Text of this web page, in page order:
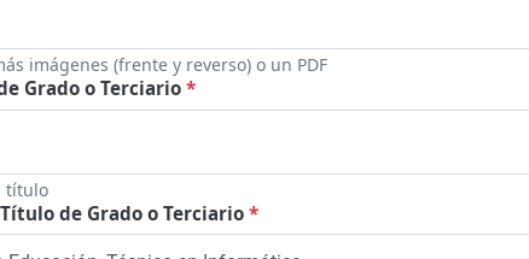
imágenes (frente y reverso) o un PDF
Grado o Terciario*
título
de Grado o Terciario*